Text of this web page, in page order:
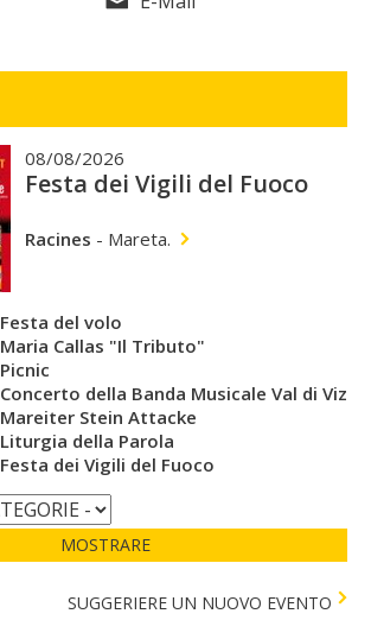
08/08/2026
Festa dei Vigili del Fuoco
Racines - Mareta.
Festa del volo
Maria Callas "Il Tributo"
Picnic
Concerto della Banda Musicale Val di Vizze
Mareiter Stein Attacke
Liturgia della Parola
Festa dei Vigili del Fuoco
MOSTRARE
SUGGERIERE UN NUOVO EVENTO